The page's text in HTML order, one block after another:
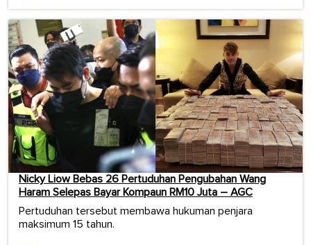
Nicky Liow Bebas 26 Pertuduhan Pengubahan Wang
Haram Selepas Bayar Kompaun RM10 Juta – AGC
Pertuduhan tersebut membawa hukuman penjara
maksimum 15 tahun.